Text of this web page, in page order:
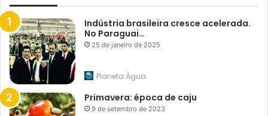
Indústria brasileira cresce acelerada.
No Paraguai…
25 de janeiro de 2025
Planeta Água
Primavera: época de caju
9 de setembro de 2023